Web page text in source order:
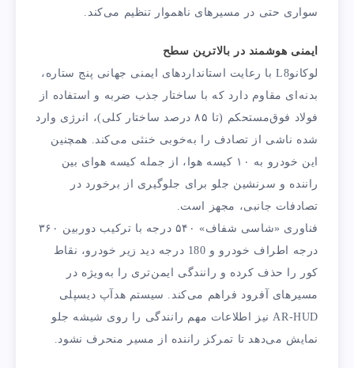
سواری حتی در مسیرهای ناهموار تنظیم می‌کند.
ایمنی هوشمند در بالاترین سطح
لوکانوL8 با رعایت استانداردهای ایمنی جهانی پنج ستاره،
بدنه‌ای مقاوم دارد که با ساختار جذب ضربه و استفاده از
فولاد فوق‌مستحکم (تا ۸۵ درصد ساختار کلی)، انرژی وارد
شده ناشی از تصادف را به‌خوبی خنثی می‌کند. همچنین
این خودرو به ۱۰ کیسه هوا، از جمله کیسه هوای بین
راننده و سرنشین جلو برای جلوگیری از برخورد در
تصادفات جانبی، مجهز است.
فناوری «شاسی شفاف» ۵۴۰ درجه با ترکیب دوربین ۳۶۰
درجه اطراف خودرو و 180 درجه دید زیر خودرو، نقاط
کور را حذف کرده و رانندگی ایمن‌تری را به‌ویژه در
مسیرهای آفرود فراهم می‌کند. سیستم هدآپ دیسپلی
AR-HUD نیز اطلاعات مهم رانندگی را روی شیشه جلو
نمایش می‌دهد تا تمرکز راننده از مسیر منحرف نشود.